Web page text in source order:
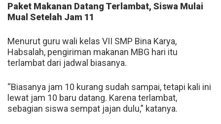
Paket Makanan Datang Terlambat, Siswa Mulai
Mual Setelah Jam 11
Menurut guru wali kelas VII SMP Bina Karya,
Habsalah, pengiriman makanan MBG hari itu
terlambat dari jadwal biasanya.
“Biasanya jam 10 kurang sudah sampai, tetapi kali ini
lewat jam 10 baru datang. Karena terlambat,
sebagian siswa sempat jajan dulu,” katanya.